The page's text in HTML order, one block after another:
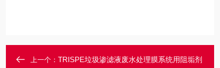
上一个： TRISPE垃圾渗滤液废水处理膜系统用阻垢剂